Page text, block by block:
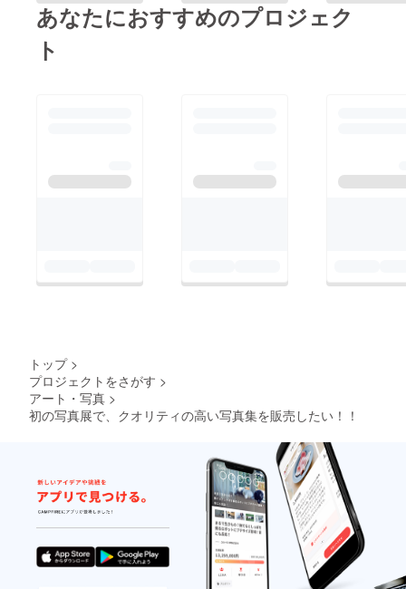
いきますので、プロ
あなたにおすすめのプロジェク
ト
トップ >
プロジェクトをさがす >
アート・写真 >
初の写真展で、クオリティの高い写真集を販売したい！！